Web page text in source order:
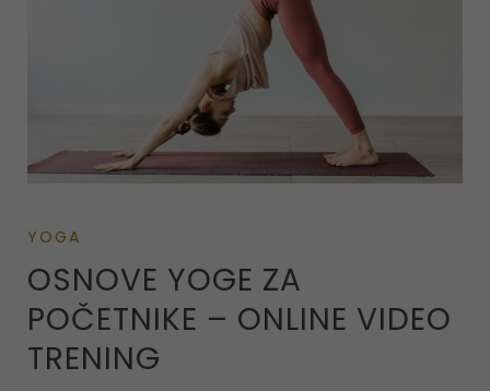
YOGA
OSNOVE YOGE ZA
POČETNIKE – ONLINE VIDEO
TRENING